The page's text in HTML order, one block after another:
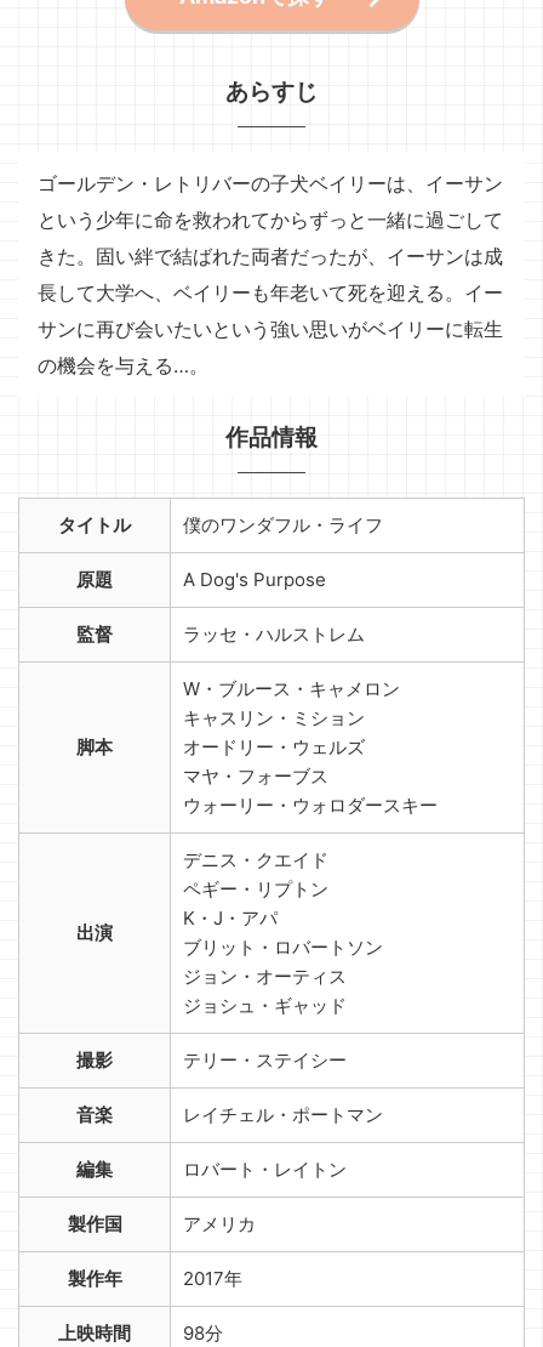
あらすじ
ゴールデン・レトリバーの子犬ベイリーは、イーサン
という少年に命を救われてからずっと一緒に過ごして
きた。固い絆で結ばれた両者だったが、イーサンは成
長して大学へ、ベイリーも年老いて死を迎える。イー
サンに再び会いたいという強い思いがベイリーに転生
の機会を与える…。
作品情報
タイトル 僕のワンダフル・ライフ
原題 A Dog's Purpose
監督 ラッセ・ハルストレム
脚本
W・ブルース・キャメロン
キャスリン・ミション
オードリー・ウェルズ
マヤ・フォーブス
ウォーリー・ウォロダースキー
出演
デニス・クエイド
ペギー・リプトン
K・J・アパ
ブリット・ロバートソン
ジョン・オーティス
ジョシュ・ギャッド
撮影 テリー・ステイシー
音楽 レイチェル・ポートマン
編集 ロバート・レイトン
製作国 アメリカ
製作年 2017年
上映時間 98分